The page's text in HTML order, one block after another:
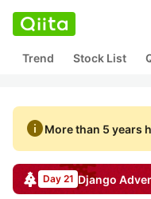
Trend Stock List
infoMore than 5 years
Day 21 Django